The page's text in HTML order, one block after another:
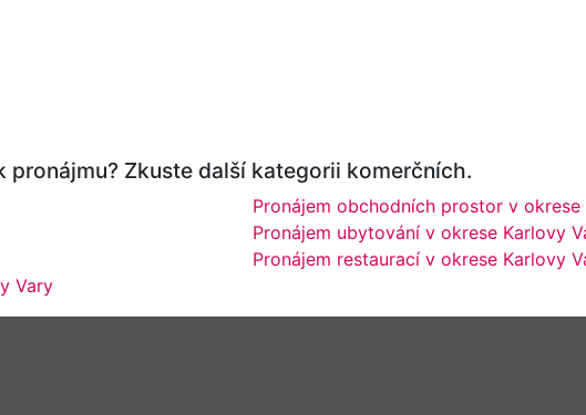
Zkuste další kategorii komerčních.
Vary
Pronájem obchodních prostor v okrese
Pronájem ubytování v okrese Karlovy
Pronájem restaurací v okrese Karlovy